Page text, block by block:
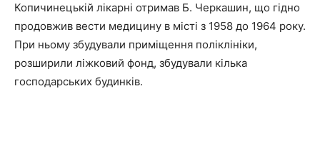
Копичинецькій лікарні отримав Б. Черкашин, що гідно
продовжив вести медицину в місті з 1958 до 1964 року.
При ньому збудували приміщення поліклініки,
розширили ліжковий фонд, збудували кілька
господарських будинків.